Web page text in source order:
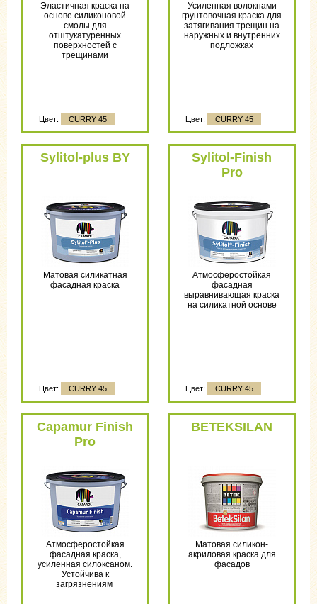
Эластичная краска на
основе силиконовой
смолы для
отштукатуренных
поверхностей с
трещинами
Цвет: CURRY 45
Усиленная волокнами
грунтовочная краска для
затягивания трещин на
наружных и внутренних
подложках
Цвет: CURRY 45
Sylitol-plus BY
Матовая силикатная
фасадная краска
Цвет: CURRY 45
Sylitol-Finish
Pro
Атмосферостойкая
фасадная
выравнивающая краска
на силикатной основе
Цвет: CURRY 45
Capamur Finish
Pro
Атмосферостойкая
фасадная краска,
усиленная силоксаном.
Устойчива к
загрязнениям
BETEKSILAN
Матовая силикон-
акриловая краска для
фасадов